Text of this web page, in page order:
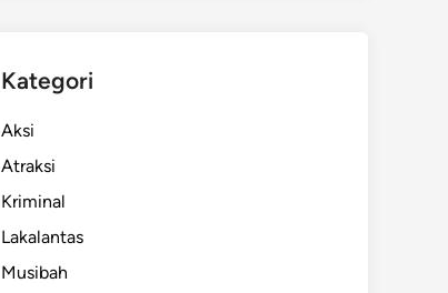
Kategori
Aksi
Atraksi
Kriminal
Lakalantas
Musibah